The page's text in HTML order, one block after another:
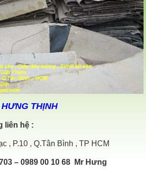
THỊNH
liên hệ :
, P.10 , Q.Tân Bình , TP HCM
– 0989 00 10 68 Mr Hưng